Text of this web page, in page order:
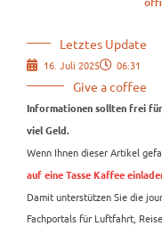
Letztes Update
16. Juli 2025 06:31
Give a coffee
Informationen sollten frei
viel Geld.
Wenn Ihnen dieser Artikel
auf eine Tasse Kaffee
Damit unterstützen Sie die
Fachportals für Luftfahrt,